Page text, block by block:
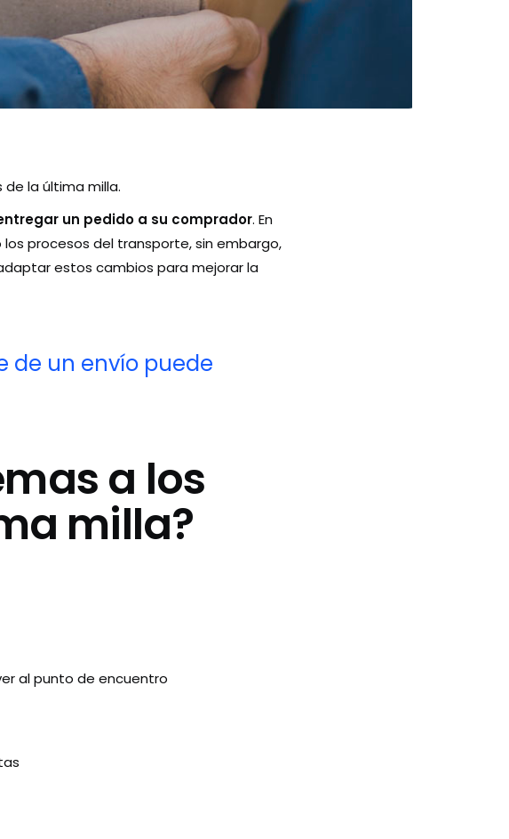
la última milla.
un pedido a su comprador. En
procesos del transporte, sin embargo,
estos cambios para mejorar la
de un envío puede
a los
milla?
al punto de encuentro